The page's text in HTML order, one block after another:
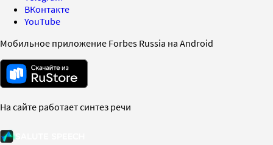
ВКонтакте
YouTube
Мобильное приложение Forbes Russia на Android
На сайте работает синтез речи